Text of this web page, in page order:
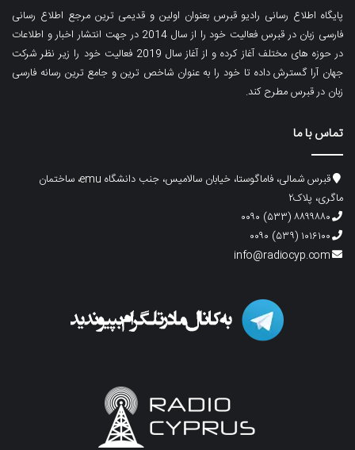
پایگاه اطلاع رسانی رادیو قبرس بعنوان اولین و قدیمی ترین مرجع اطلاع رسانی
فارسی زبان در قبرس فعالیت خود را از سال 2014 در جهت انتشار اخبار و اطلاعات
در حوزه های مختلف آغاز کرده و از آغاز سال 2019 فعالیت خود را زیر نظر شرکت
جهان آرا گسترش داده تا خود را به عنوان شاخص ترین و جامع ترین رسانه فارسی
زبان در قبرس مطرح کند.
تماس با ما
قبرس شمالی، فاماگوستا، خیابان سالامیس، جنب دانشگاه emu، ساختمان
ماگری، پلاک۲
۸۸۹۹۸۸۰ (۵۳۳) ۰۰۹۰
۱۰۱۶۱۰۰ (۵۳۹) ۰۰۹۰
info@radiocyp.com